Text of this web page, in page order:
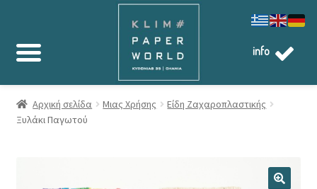
Αρχική σελίδα Μιας Χρήσης
Είδη Ζαχαροπλαστικής
Ξυλάκι Παγωτού
info